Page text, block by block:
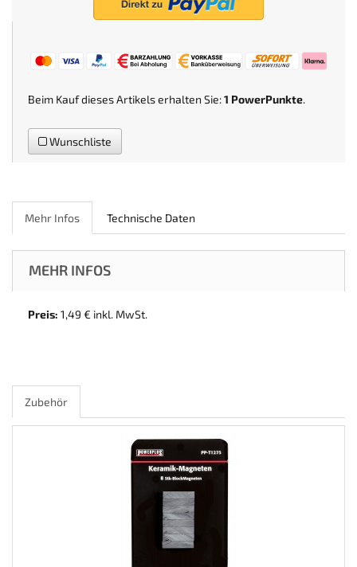
Beim Kauf dieses Artikels erhalten Sie:1 PowerPunkte.
Wunschliste
Mehr Infos Technische Daten
MEHR INFOS
Preis: 1,49 € inkl. MwSt.
Zubehör